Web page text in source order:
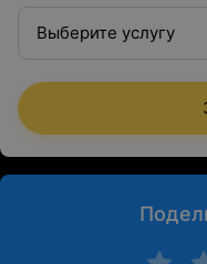
Выберите услугу